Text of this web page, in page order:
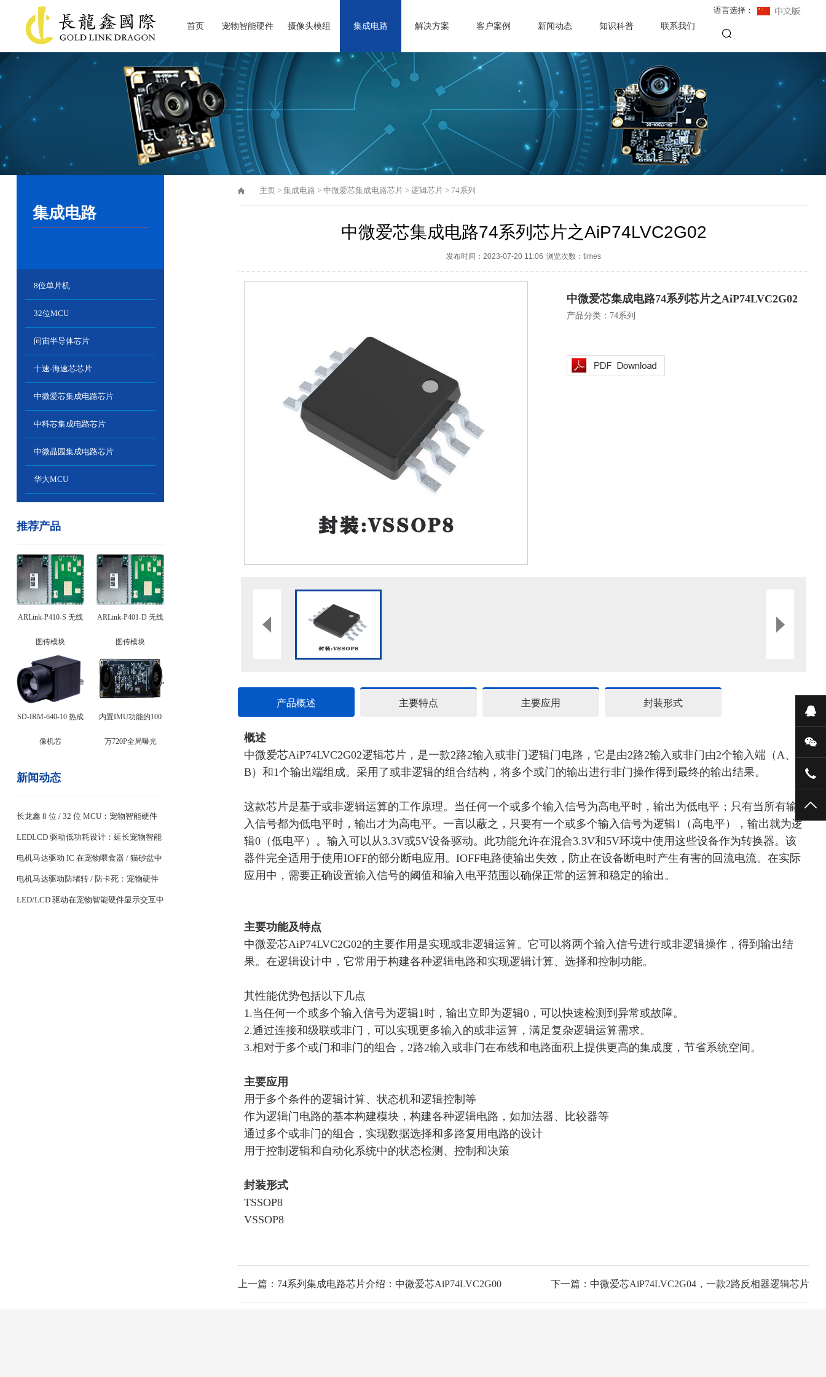
首页 宠物智能硬件 摄像头模组 集成电路 解决方案 客户案例 新闻动态 知识科普 联系我们
关于长龙鑫
语言选择：
集成电路
8位单片机
32位MCU
问宙半导体芯片
十速-海速芯芯片
中微爱芯集成电路芯片
中科芯集成电路芯片
中微晶园集成电路芯片
华大MCU
推荐产品
ARLink-P410-S 无线
图传模块
ARLink-P401-D 无线
图传模块
SD-IRM-640-10 热成
像机芯
内置IMU功能的100
万720P全局曝光
新闻动态
长龙鑫 8 位 / 32 位 MCU：宠物智能硬件
专用芯片特性
LEDLCD 驱动低功耗设计：延长宠物智能
设备续航关键
电机马达驱动 IC 在宠物喂食器 / 猫砂盆中
的稳定控制设计
电机马达驱动防堵转 / 防卡死：宠物硬件
耐用性核心
LED/LCD 驱动在宠物智能硬件显示交互中
主页 > 集成电路 > 中微爱芯集成电路芯片 > 逻辑芯片 > 74系列
中微爱芯集成电路74系列芯片之AiP74LVC2G02
发布时间：2023-07-20 11:06 浏览次数： times
中微爱芯集成电路74系列芯片之AiP74LVC2G02
产品分类：74系列
产品概述 主要特点 主要应用 封装形式
概述
中微爱芯AiP74LVC2G02逻辑芯片，是一款2路2输入或非门逻辑门电路，它是由2路2输入或非门由2个输入端（A、
B）和1个输出端组成。采用了或非逻辑的组合结构，将多个或门的输出进行非门操作得到最终的输出结果。
这款芯片是基于或非逻辑运算的工作原理。当任何一个或多个输入信号为高电平时，输出为低电平；只有当所有输
入信号都为低电平时，输出才为高电平。 一言以蔽之， 只要有一个或多个输入信号为逻辑1（高电平），输出就为逻
辑0（低电平）。 输入可以从3.3V或5V设备驱动。此功能允许在混合3.3V和5V环境中使用这些设备作为转换器。该
器件完全适用于使用IOFF的部分断电应用。IOFF电路使输出失效，防止在设备断电时产生有害的回流电流。 在实际
应用中，需要正确设置输入信号的阈值和输入电平范围以确保正常的运算和稳定的输出。
主要功能及特点
中微爱芯AiP74LVC2G02的主要作用是实现或非逻辑运算。它可以将两个输入信号进行或非逻辑操作，得到输出结
果。在逻辑设计中，它常用于构建各种逻辑电路和实现逻辑计算、选择和控制功能。
其性能优势包括以下几点
1.当任何一个或多个输入信号为逻辑1时，输出立即为逻辑0，可以快速检测到异常或故障。
2.通过连接和级联或非门，可以实现更多输入的或非运算，满足复杂逻辑运算需求。
3.相对于多个或门和非门的组合， 2路2输入或非门在布线和电路面积上提供更高的集成度，节省系统空间。
主要应用
用于多个条件的逻辑计算、状态机和逻辑控制等
作为逻辑门电路的基本构建模块，构建各种逻辑电路，如加法器、比较器等
通过多个或非门的组合，实现数据选择和多路复用电路的设计
用于控制逻辑和自动化系统中的状态检测、控制和决策
封装形式
TSSOP8
VSSOP8
上一篇：74系列集成电路芯片介绍：中微爱芯AiP74LVC2G00 下一篇：中微爱芯AiP74LVC2G04，一款2路反相器逻辑芯片
在
微